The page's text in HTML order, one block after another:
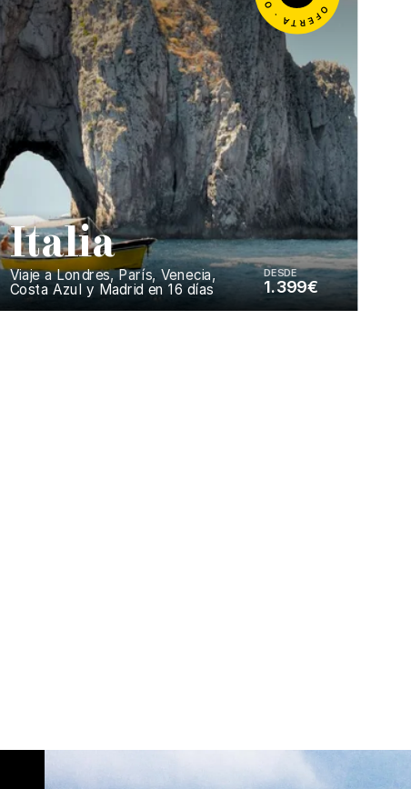
Italia
Viaje a Londres, París, Venecia,
Costa Azul y Madrid en 16 días
DESDE
1.399€